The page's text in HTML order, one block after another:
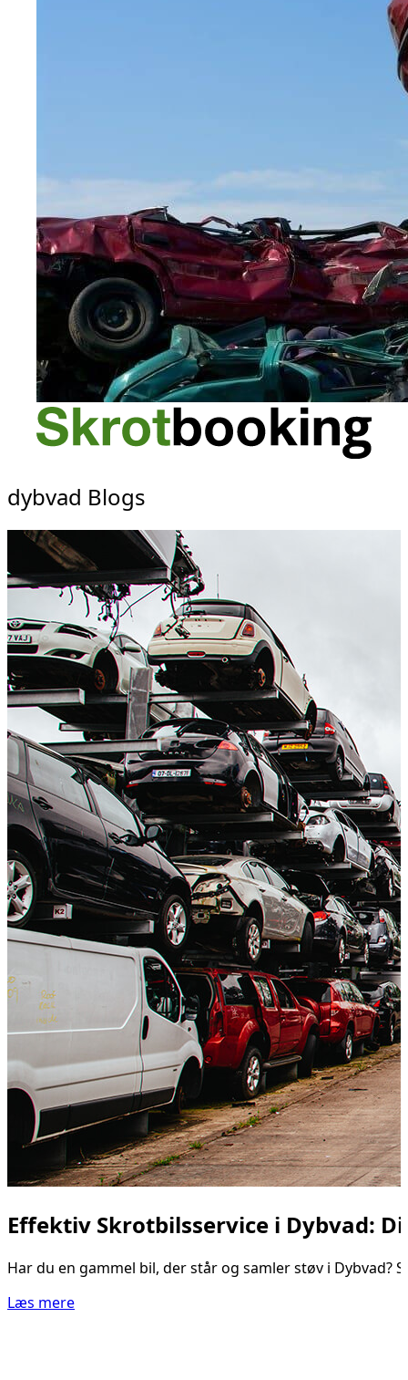
dybvad Blogs
Effektiv Skrotbilsservice i Dybvad:
Har du en gammel bil, der står og samler støv i
Læs mere